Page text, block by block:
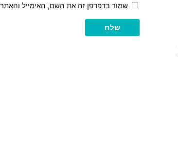
שמור בדפדפן זה את השם, האימייל